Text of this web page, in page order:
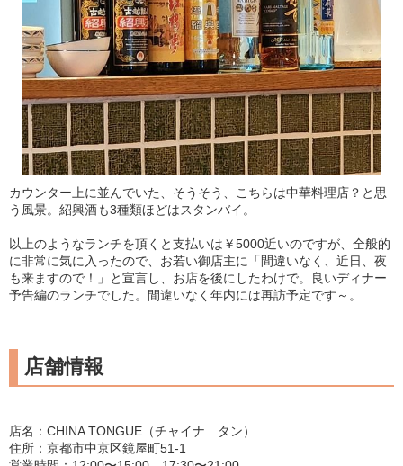
カウンター上に並んでいた、そうそう、こちらは中華料理店？と思
う風景。紹興酒も3種類ほどはスタンバイ。
以上のようなランチを頂くと支払いは￥5000近いのですが、全般的
に非常に気に入ったので、お若い御店主に「間違いなく、近日、夜
も来ますので！」と宣言し、お店を後にしたわけで。良いディナー
予告編のランチでした。間違いなく年内には再訪予定です～。
店舗情報
店名：CHINA TONGUE（チャイナ タン）
住所：京都市中京区鏡屋町51-1